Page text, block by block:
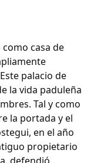
casa de
palacio de
la vida paduleña
Tal y como
la portada y el
en el año
propietario